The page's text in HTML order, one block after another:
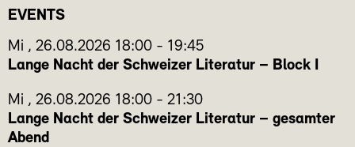
EVENTS
Mi , 26.08.2026 18:00 - 19:45
Lange Nacht der Schweizer Literatur – Block I
Mi , 26.08.2026 18:00 - 21:30
Lange Nacht der Schweizer Literatur – gesamter
Abend